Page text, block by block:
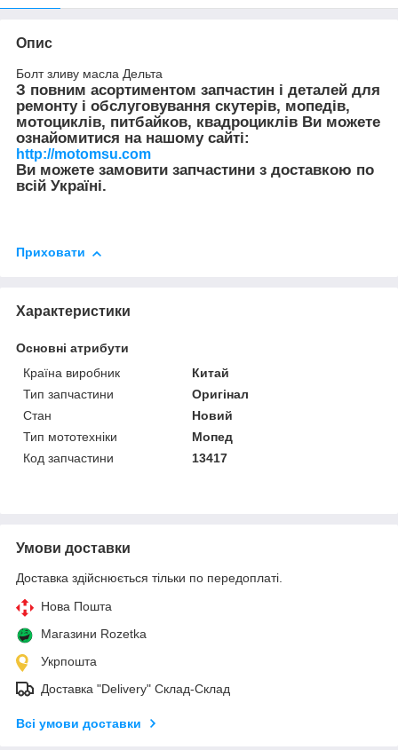
Опис
Болт зливу масла Дельта
З повним асортиментом запчастин і деталей для
ремонту і обслуговування скутерів, мопедів,
мотоциклів, питбайков, квадроциклів Ви можете
ознайомитися на нашому сайті:
http://motomsu.com
Ви можете замовити запчастини з доставкою по
всій Україні.
Приховати
Характеристики
Основні атрибути
Країна виробник
Китай
Тип запчастини
Оригінал
Стан
Новий
Тип мототехніки
Мопед
Код запчастини
13417
Умови доставки
Доставка здійснюється тільки по передоплаті.
Нова Пошта
Магазини Rozetka
Укрпошта
Доставка "Delivery" Склад-Склад
Всі умови доставки